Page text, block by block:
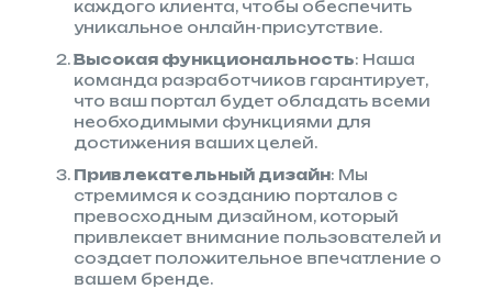
каждого клиента, чтобы обеспечить
уникальное онлайн-присутствие.
Высокая функциональность: Наша
команда разработчиков гарантирует,
что ваш портал будет обладать всеми
необходимыми функциями для
достижения ваших целей.
Привлекательный дизайн: Мы
стремимся к созданию порталов с
превосходным дизайном, который
привлекает внимание пользователей и
создает положительное впечатление о
вашем бренде.